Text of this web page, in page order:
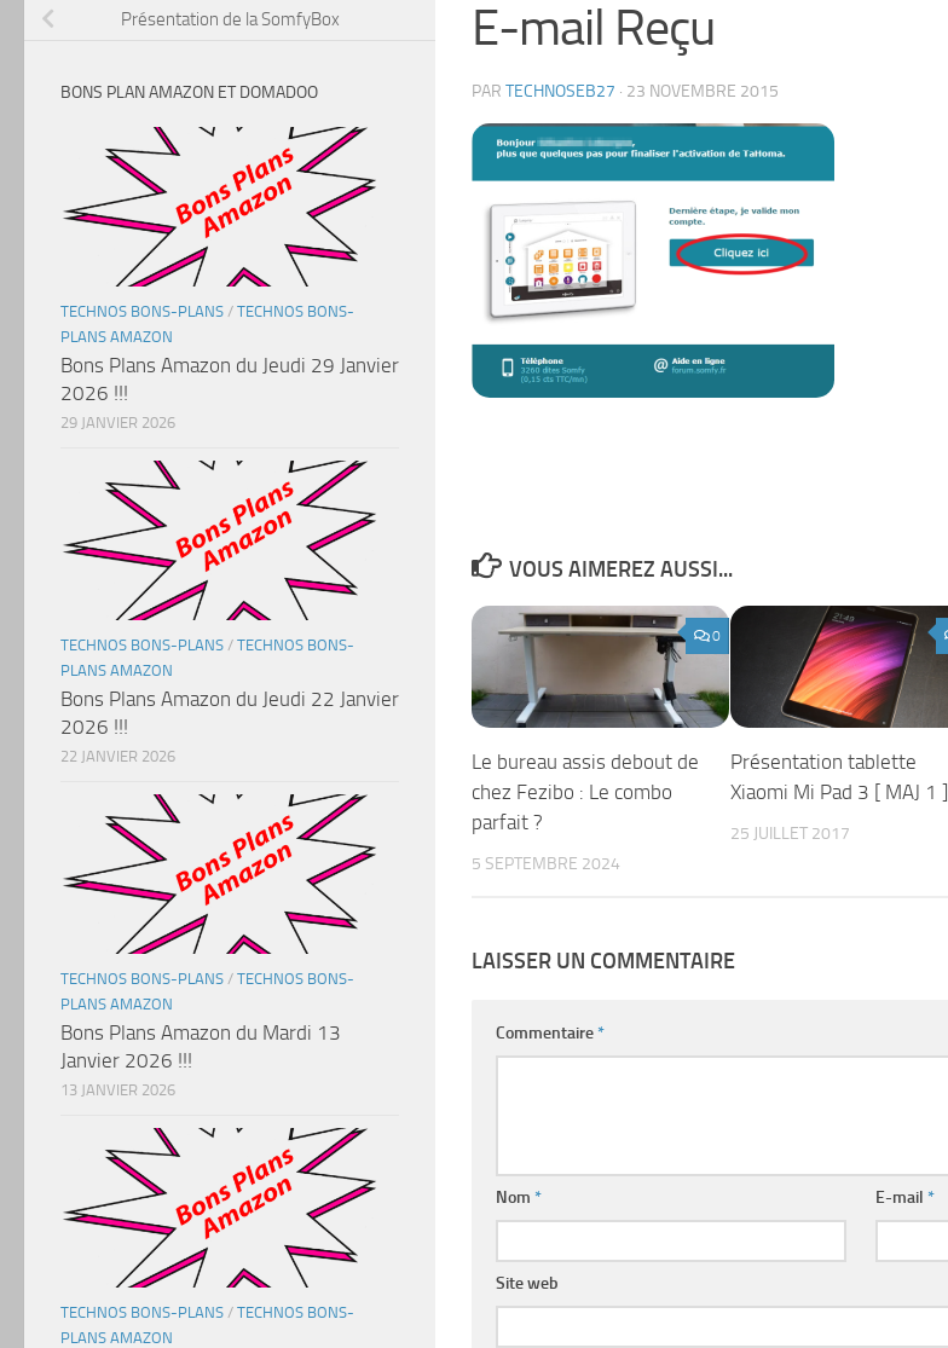
E-mail Reçu
PAR TECHNOSEB27 · 23 NOVEMBRE 2015
VOUS AIMEREZ AUSSI...
0
Le bureau assis debout de
chez Fezibo : Le combo
parfait ?
5 SEPTEMBRE 2024
Présentation tablette
Xiaomi Mi Pad 3 [ MAJ 1 ]
25 JUILLET 2017
LAISSER UN COMMENTAIRE
Commentaire*
Nom * E-mail*
Site web
Présentation de la SomfyBox
BONS PLAN AMAZON ET DOMADOO
TECHNOS BONS-PLANS / TECHNOS BONS-
PLANS AMAZON
Bons Plans Amazon du Jeudi 29 Janvier
2026 !!!
29 JANVIER 2026
TECHNOS BONS-PLANS / TECHNOS BONS-
PLANS AMAZON
Bons Plans Amazon du Jeudi 22 Janvier
2026 !!!
22 JANVIER 2026
TECHNOS BONS-PLANS / TECHNOS BONS-
PLANS AMAZON
Bons Plans Amazon du Mardi 13
Janvier 2026 !!!
13 JANVIER 2026
TECHNOS BONS-PLANS / TECHNOS BONS-
PLANS AMAZON